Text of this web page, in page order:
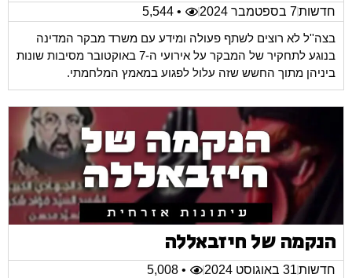
חדשות7 בספטמבר 2024
• 5,544
בצה''ל לא רוצים לשתף פעולה ומידע עם משרד מבקר המדינה
בנוגע לתחקיר של המבקר על אירועי ה-7 באוקטובר מסיבות שונות
ביניהן מתוך החשש שזה עלול לפגוע במאמץ המלחמתי.
הנקמה של חיזבאללה
חדשות31 באוגוסט 2024
• 5,008